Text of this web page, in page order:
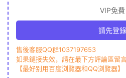
VIP免費
請先登錄
售後客服QQ群1037197653
如果鏈接失效，請在最下方評論區留
【最好别用百度浏覽器和QQ浏覽器】